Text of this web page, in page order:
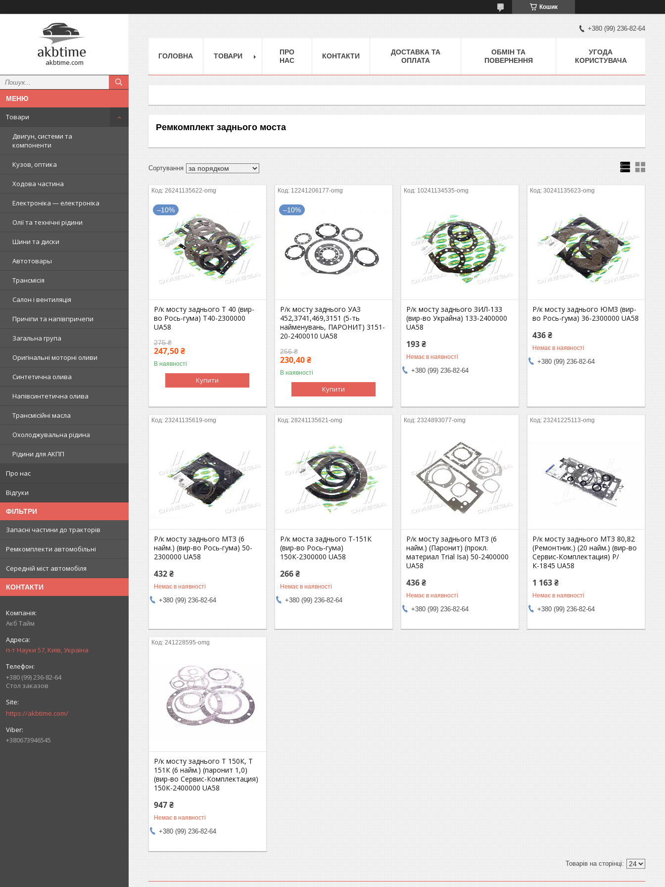
Кошик
akbtime.com
Товари
Двигун, системи та
компоненти
Кузов, оптика
Ходова частина
Електроніка — електроніка
Олії та технічні рідини
Шини та диски
Автотовары
Трансмісія
Салон і вентиляція
Причіпи та напівпричепи
Загальна група
Оригінальні моторні оливи
Синтетична олива
Напівсинтетична олива
Трансмісійні масла
Охолоджувальна рідина
Рідини для АКПП
Про нас
Відгуки
ФІЛЬТРИ
Запасні частини до тракторів
Ремкомплекти автомобільні
Середній міст автомобіля
КОНТАКТИ
Акб Тайм
п-т Науки 57, Київ, Україна
+380 (99) 236-82-64
Стол заказов
https://akbtime.com/
+380673946545
+380 (99) 236-82-64
ГОЛОВНА ТОВАРИ
ПРО
НАС
КОНТАКТИ
ДОСТАВКА ТА
ОПЛАТА
ОБМІН ТА
ПОВЕРНЕННЯ
УГОДА
КОРИСТУВАЧА
Ремкомплект заднього моста
26241135622-omg
–10%
Р/к мосту заднього Т 40 (вир-
во Рось-гума) Т40-2300000
UA58
275 ₴
247,50 ₴
В наявності
Купити
12241206177-omg
–10%
Р/к мосту заднього УАЗ
452,3741,469,3151 (5-ть
найменувань, ПАРОНИТ) 3151-
20-2400010 UA58
256 ₴
230,40 ₴
В наявності
Купити
10241134535-omg
Р/к мосту заднього ЗИЛ-133
(вир-во Украйна) 133-2400000
UA58
193 ₴
Немає в наявності
+380 (99) 236-82-64
30241135623-omg
Р/к мосту заднього ЮМЗ (вир-
во Рось-гума) 36-2300000 UA58
436 ₴
Немає в наявності
+380 (99) 236-82-64
23241135619-omg
Р/к мосту заднього МТЗ (6
найм.) (вир-во Рось-гума) 50-
2300000 UA58
432 ₴
Немає в наявності
+380 (99) 236-82-64
28241135621-omg
Р/к моста заднього Т-151К
(вир-во Рось-гума)
150К-2300000 UA58
266 ₴
Немає в наявності
+380 (99) 236-82-64
2324893077-omg
Р/к мосту заднього МТЗ (6
найм.) (Паронит) (прокл.
материал Trial Isa) 50-2400000
UA58
436 ₴
Немає в наявності
+380 (99) 236-82-64
23241225113-omg
Р/к мосту заднього МТЗ 80,82
(Ремонтник.) (20 найм.) (вир-во
Сервис-Комплектация) Р/
К-1845 UA58
1 163 ₴
Немає в наявності
+380 (99) 236-82-64
241228595-omg
Р/к мосту заднього Т 150К, Т
151К (6 найм.) (паронит 1,0)
(вир-во Сервис-Комплектация)
150К-2400000 UA58
947 ₴
Немає в наявності
+380 (99) 236-82-64